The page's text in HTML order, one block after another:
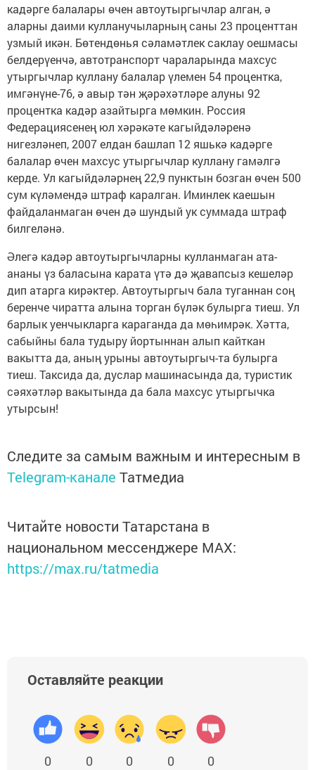
кадәрге балалары өчен автоутыргычлар алган, ә
аларны даими кулланучыларның саны 23 проценттан
узмый икән. Бөтендөнья сәламәтлек саклау оешмасы
белдерүенчә, автотранспорт чараларында махсус
утыргычлар куллану балалар үлемен 54 процентка,
имгәнүне-76, ә авыр тән җәрәхәтләре алуны 92
процентка кадәр азайтырга мөмкин. Россия
Федерациясенең юл хәрәкәте кагыйдәләренә
нигезләнеп, 2007 елдан башлап 12 яшькә кадәрге
балалар өчен махсус утыргычлар куллану гамәлгә
керде. Ул кагыйдәләрнең 22,9 пунктын бозган өчен 500
сум күләмендә штраф каралган. Иминлек каешын
файдаланмаган өчен дә шундый ук суммада штраф
билгеләнә.
Әлегә кадәр автоутыргычларны кулланмаган ата-
ананы үз баласына карата үтә дә җавапсыз кешеләр
дип атарга кирәктер. Автоутыргыч бала туганнан соң
беренче чиратта алына торган бүләк булырга тиеш. Ул
барлык уенчыкларга караганда да мөһимрәк. Хәтта,
сабыйны бала тудыру йортыннан алып кайткан
вакытта да, аның урыны автоутыргыч-та булырга
тиеш. Таксида да, дуслар машинасында да, туристик
сәяхәтләр вакытында да бала махсус утыргычка
утырсын!
Следите за самым важным и интересным в
Telegram-канале Татмедиа
Читайте новости Татарстана в
национальном мессенджере MАХ:
https://max.ru/tatmedia
Оставляйте реакции
0 0 0 0 0